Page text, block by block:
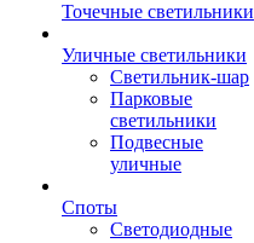
Точечные светильники
Уличные светильники
Светильник-шар
Парковые
светильники
Подвесные
уличные
Споты
Светодиодные